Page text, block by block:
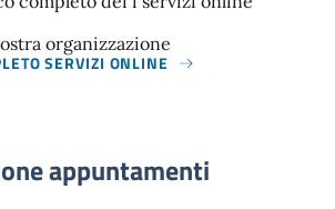
organizzazione
SERVIZI ONLINE
appuntamenti